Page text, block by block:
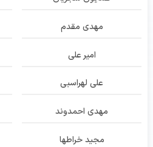
مهدی مقدم
امیر علی
علی لهراسبی
مهدی احمدوند
مجید خراطها